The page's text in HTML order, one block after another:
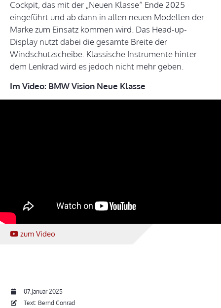
Cockpit, das mit der „Neuen Klasse“ Ende 2025
eingeführt und ab dann in allen neuen Modellen der
Marke zum Einsatz kommen wird. Das Head-up-
Display nutzt dabei die gesamte Breite der
Windschutzscheibe. Klassische Instrumente hinter
dem Lenkrad wird es jedoch nicht mehr geben.
Im Video: BMW Vision Neue Klasse
zum Video
07.Januar 2025
Text: Bernd Conrad